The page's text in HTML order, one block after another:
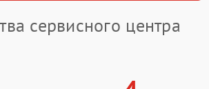
сервисного центра